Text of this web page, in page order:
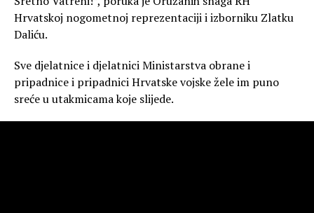
Hrvatskoj nogometnoj reprezentaciji i izborniku Zlatku
Daliću.
Sve djelatnice i djelatnici Ministarstva obrane i
pripadnice i pripadnici Hrvatske vojske žele im puno
sreće u utakmicama koje slijede.